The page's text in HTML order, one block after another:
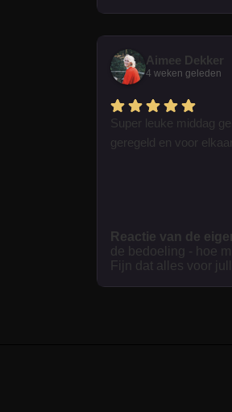
Aimee Dekker
4 weken geleden
Super leuke middag
geregeld en voor
Reactie van de
de bedoeling - hoe
Fijn dat alles voor